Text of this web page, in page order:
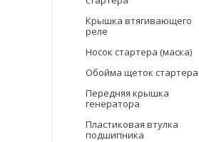
Крышка втягивающего
реле
Носок стартера (маска)
Обойма щеток стартера
Передняя крышка
генератора
Пластиковая втулка
подшипника